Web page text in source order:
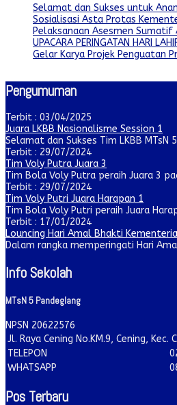
Selamat dan Sukses untuk
Sosialisasi Asta Protas
Pelaksanaan Asesmen
UPACARA PERINGATAN HARI
Gelar Karya Projek Penguatan
Pengumuman
Terbit : 03/04/2025
Juara LKBB Nasionalisme Session 1
Selamat dan Sukses Tim LKBB MTsN
Terbit : 29/07/2024
Tim Voly Putra Juara 3
Tim Bola Voly Putra peraih Juara 3
Terbit : 29/07/2024
Tim Voly Putri Juara Harapan 1
Tim Bola Voly Putri peraih Juara
Terbit : 17/01/2024
Louncing Hari Amal Bhakti
Dalam rangka memperingati Hari
Info Sekolah
MTsN 5 Pandeglang
NPSN 20622576
Jl. Raya Cening No.KM.9, Cening,
TELEPON
WHATSAPP
Pos Terbaru